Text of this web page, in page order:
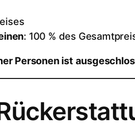
: 100 % des
Personen ist